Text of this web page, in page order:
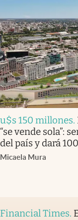
u$s 150 millones.
“se vende sola”:
del país y dará
Micaela Mura
Financial Times.